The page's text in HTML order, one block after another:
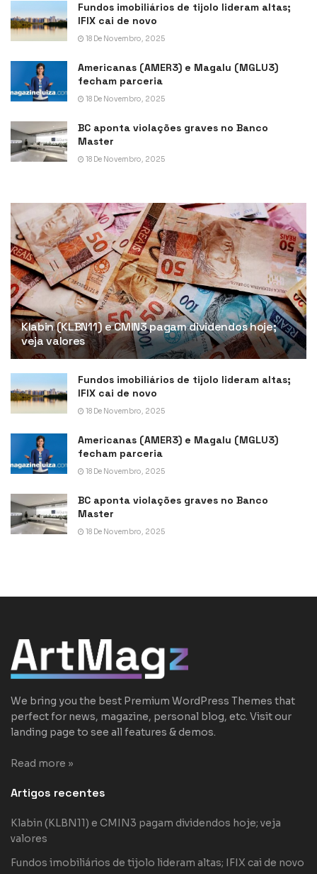
Fundos imobiliários de tijolo lideram altas;
IFIX cai de novo
18 De Novembro, 2025
Americanas (AMER3) e Magalu (MGLU3)
fecham parceria
18 De Novembro, 2025
BC aponta violações graves no Banco
Master
18 De Novembro, 2025
Klabin (KLBN11) e CMIN3 pagam dividendos hoje;
veja valores
Fundos imobiliários de tijolo lideram altas;
IFIX cai de novo
18 De Novembro, 2025
Americanas (AMER3) e Magalu (MGLU3)
fecham parceria
18 De Novembro, 2025
BC aponta violações graves no Banco
Master
18 De Novembro, 2025
We bring you the best Premium WordPress Themes that
perfect for news, magazine, personal blog, etc. Visit our
landing page to see all features & demos.
Read more »
Artigos recentes
Klabin (KLBN11) e CMIN3 pagam dividendos hoje; veja
valores
Fundos imobiliários de tijolo lideram altas; IFIX cai de novo